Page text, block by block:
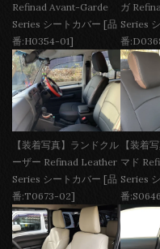
Refinad Avant-Garde
Series シートカバー [品
番:H0354-01]
ガ
Series
番
【装着写真】ランドクル
ーザー Refinad Leather
Series シートカバー [品
番:T0673-02]
【装着
マド
Series
番